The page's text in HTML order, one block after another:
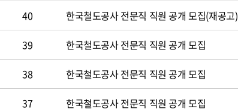
40 한국철도공사 전문직 직원 공개 모집(재공고)
39 한국철도공사 전문직 직원 공개 모집
38 한국철도공사 전문직 직원 공개 모집
37 한국철도공사 전문직 직원 공개 모집